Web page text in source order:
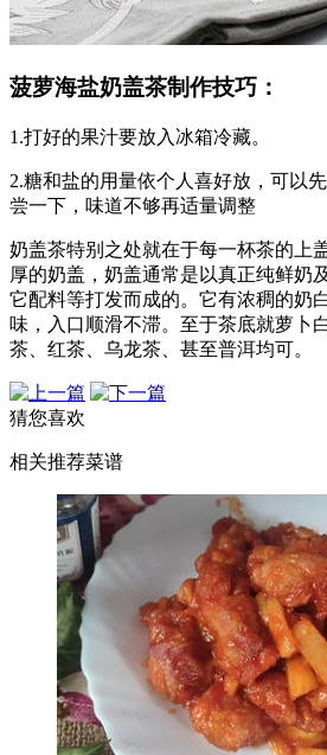
菠萝海盐奶盖茶制作技巧：
1.打好的果汁要放入冰箱冷藏。
2.糖和盐的用量依个人喜好放，可以
尝一下，味道不够再适量调整
奶盖茶特别之处就在于每一杯茶的上
厚的奶盖，奶盖通常是以真正纯鲜奶
它配料等打发而成的。它有浓稠的奶
味，入口顺滑不滞。至于茶底就萝卜
茶、红茶、乌龙茶、甚至普洱均可。
猜您喜欢
相关推荐菜谱